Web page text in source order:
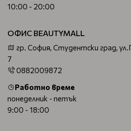
10:00 - 20:00
ОФИС BEAUTYMALL
гр. София, Студентски град,
7
0882009872
Работно време
понеделник - петък
9:00 - 18:00